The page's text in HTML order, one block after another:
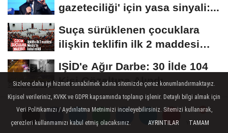
Yorumlar
Yorumlar
Yorumlar
gazeteciliği' için yasa sinyali:...
Suça sürüklenen çocuklara
ilişkin teklifin ilk 2 maddesi
kabul edildi
IŞİD'e Ağır Darbe: 30 İlde 104
Kişi Gözaltına Alındı
Sizlere daha iyi hizmet sunabilmek adına sitemizde çerez konumlandırmaktayız.
Kişisel verileriniz, KVKK ve GDPR kapsamında toplanıp işlenir. Detaylı bilgi almak için
Veri Politikamızı / Aydınlatma Metnimizi inceleyebilirsiniz. Sitemizi kullanarak,
çerezleri kullanmamızı kabul etmiş olacaksınız.
AYRINTILAR TAMAM